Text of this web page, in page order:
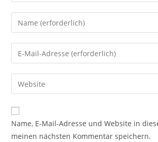
Name, E-Mail-Adresse und Website in
meinen nächsten Kommentar speichern.